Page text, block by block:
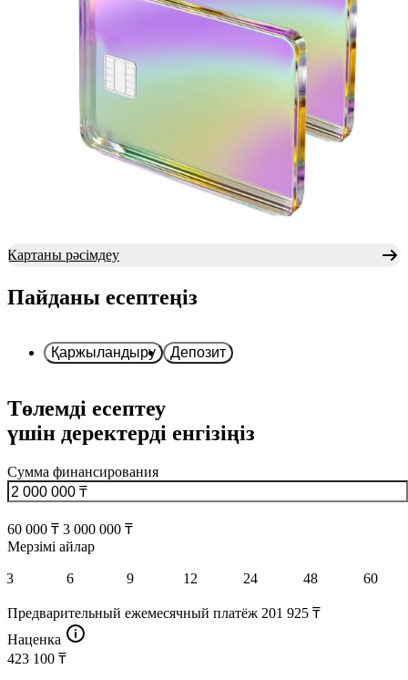
Картаны рәсімдеу
Пайданы есептеңіз
Қаржыландыру Депозит
Төлемді есептеу
үшін деректерді енгізіңіз
Сумма финансирования
60 000 ₸ 3 000 000 ₸
Мерзімі айлар
3 6 9 12 24 48 60
Предварительный ежемесячный платёж 201 925 ₸
Наценка
423 100 ₸